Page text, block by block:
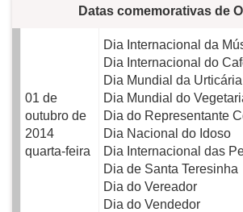
Datas comemorativas de
01 de
outubro de
2014
quarta-feira
Dia Internacional da
Dia Internacional do
Dia Mundial da Urticária
Dia Mundial do
Dia do Representante
Dia Nacional do Idoso
Dia Internacional das
Dia de Santa Teresinha
Dia do Vereador
Dia do Vendedor